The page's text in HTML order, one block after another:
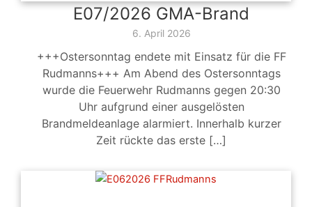
E07/2026 GMA-Brand
6. April 2026
+++Ostersonntag endete mit Einsatz für die FF
Rudmanns+++ Am Abend des Ostersonntags
wurde die Feuerwehr Rudmanns gegen 20:30
Uhr aufgrund einer ausgelösten
Brandmeldeanlage alarmiert. Innerhalb kurzer
Zeit rückte das erste […]